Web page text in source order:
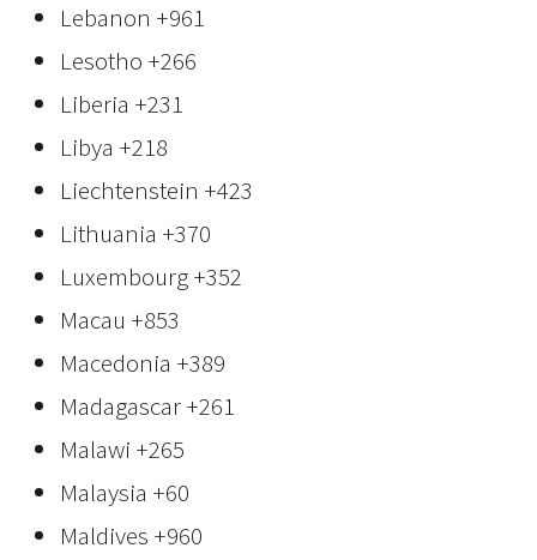
Lebanon +961
Lesotho +266
Liberia +231
Libya +218
Liechtenstein +423
Lithuania +370
Luxembourg+352
Macau +853
Macedonia +389
Madagascar+261
Malawi +265
Malaysia +60
Maldives +960